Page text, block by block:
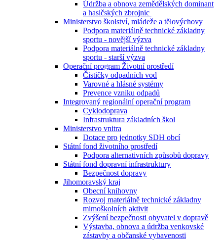
Údržba a obnova zemědělských dominant
a hasičských zbrojnic
Ministerstvo školství, mládeže a tělovýchovy
Podpora materiálně technické základny
sportu - novější výzva
Podpora materiálně technické základny
sportu - starší výzva
Operační program Životní prostředí
Čističky odpadních vod
Varovné a hlásné systémy
Prevence vzniku odpadů
Integrovaný regionální operační program
Cyklodoprava
Infrastruktura základních škol
Ministerstvo vnitra
Dotace pro jednotky SDH obcí
Státní fond životního prostředí
Podpora alternativních způsobů dopravy
Státní fond dopravní infrastruktury
Bezpečnost dopravy
Jihomoravský kraj
Obecní knihovny
Rozvoj materiálně technické základny
mimoškolních aktivit
Zvýšení bezpečnosti obyvatel v dopravě
Výstavba, obnova a údržba venkovské
zástavby a občanské vybavenosti